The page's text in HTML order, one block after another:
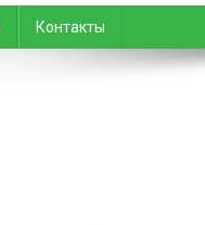
Контакты